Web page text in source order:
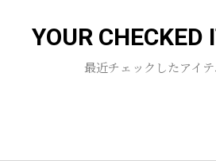
お買い物を続ける カート
YOUR CHECKED
最近チェックしたアイテ